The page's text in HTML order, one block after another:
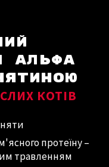
АЛЬФА
КОТІВ
протеїну –
травленням